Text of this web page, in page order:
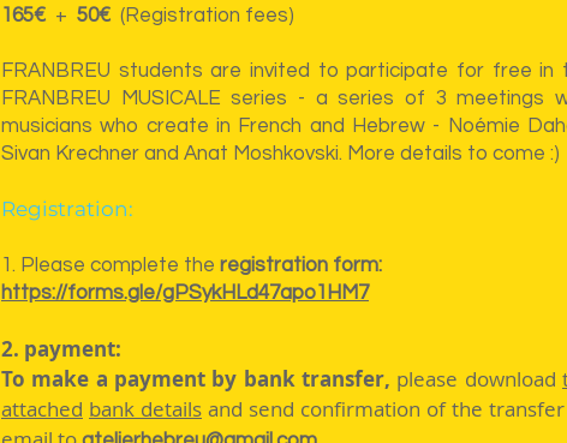
165€ + 50€ (Registration fees)
FRANBREU students are invited to participate for free in
FRANBREU MUSICALE series - a series of 3 meetings
musicians who create in French and Hebrew - Noémie
Sivan Krechner and Anat Moshkovski. More details to come :)
Registration:
1. Please complete the registration form:
https://forms.gle/gPSykHLd47apo1HM7
2. payment:
To make a payment by bank transfer, please download
attached bank details and send confirmation of the